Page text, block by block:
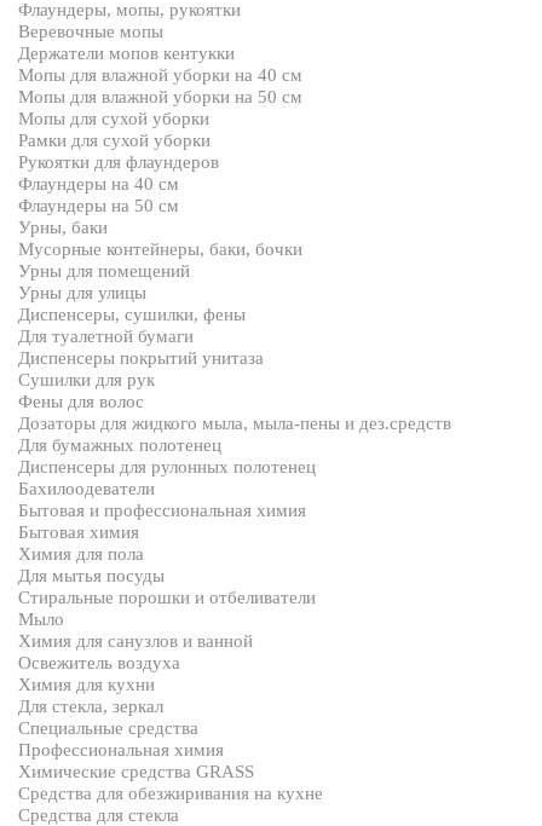
Флаундеры, мопы, рукоятки
Веревочные мопы
Держатели мопов кентукки
Мопы для влажной уборки на 40 см
Мопы для влажной уборки на 50 см
Мопы для сухой уборки
Рамки для сухой уборки
Рукоятки для флаундеров
Флаундеры на 40 см
Флаундеры на 50 см
Урны, баки
Мусорные контейнеры, баки, бочки
Урны для помещений
Урны для улицы
Диспенсеры, сушилки, фены
Для туалетной бумаги
Диспенсеры покрытий унитаза
Сушилки для рук
Фены для волос
Дозаторы для жидкого мыла, мыла-пены и дез.средств
Для бумажных полотенец
Диспенсеры для рулонных полотенец
Бахилоодеватели
Бытовая и профессиональная химия
Бытовая химия
Химия для пола
Для мытья посуды
Стиральные порошки и отбеливатели
Мыло
Химия для санузлов и ванной
Освежитель воздуха
Химия для кухни
Для стекла, зеркал
Специальные средства
Профессиональная химия
Химические средства GRASS
Средства для обезжиривания на кухне
Средства для стекла